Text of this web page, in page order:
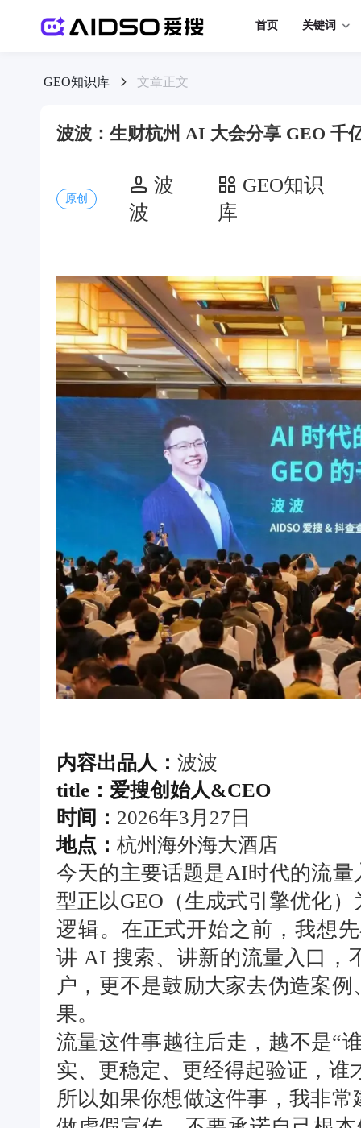
首页 关键词
GEO知识库 文章正文
波波：生财杭州 AI 大会分享 GEO 千
原创
波
波
GEO知识
库
内容出品人： 波波
title：爱搜创始人&CEO
时间： 2026年3月27日
地点： 杭州海外海大酒店
今天的主要话题是AI时代的流
型正以GEO（生成式引擎优化
逻辑。在正式开始之前，我想
讲 AI 搜索、讲新的流量入口，
户，更不是鼓励大家去伪造案
果。
流量这件事越往后走，越不是“
实、更稳定、更经得起验证，谁
所以如果你想做这件事，我非